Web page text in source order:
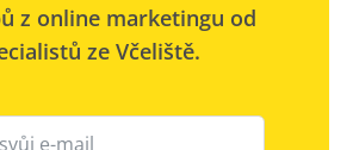
z online marketingu od
ze Včeliště.